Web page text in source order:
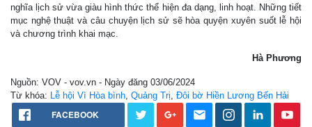
nghĩa lịch sử vừa giàu hình thức thể hiện đa dạng, linh hoạt. Những tiết
mục nghệ thuật và câu chuyện lịch sử sẽ hòa quyện xuyên suốt lễ hội
và chương trình khai mạc.
Hà Phương
Nguồn: VOV - vov.vn - Ngày đăng 03/06/2024
Từ khóa:
Lễ hội Vì Hòa bình Quảng Trị Đôi bờ Hiền Lương Bến Hải
FACEBOOK